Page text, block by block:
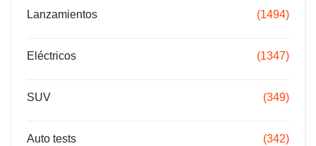
Lanzamientos (1494)
Eléctricos (1347)
SUV (349)
Auto tests (342)